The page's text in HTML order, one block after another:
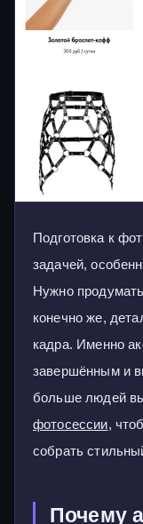
Подготовка к
задачей,
Нужно
конечно же,
кадра. Именно
завершённым и
больше людей
фотосессии,
собрать
Почему